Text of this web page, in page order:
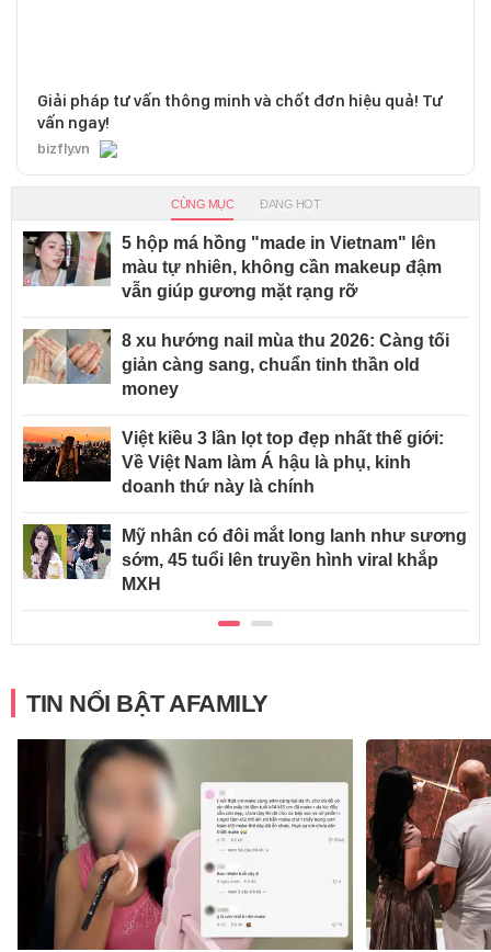
Giải pháp tư vấn thông minh và chốt đơn hiệu quả! Tư
vấn ngay!
bizfly.vn
CÙNG MỤC ĐANG HOT
5 hộp má hồng "made in Vietnam" lên
màu tự nhiên, không cần makeup đậm
vẫn giúp gương mặt rạng rỡ
8 xu hướng nail mùa thu 2026: Càng tối
giản càng sang, chuẩn tinh thần old
money
Việt kiều 3 lần lọt top đẹp nhất thế giới:
Về Việt Nam làm Á hậu là phụ, kinh
doanh thứ này là chính
Mỹ nhân có đôi mắt long lanh như sương
sớm, 45 tuổi lên truyền hình viral khắp
MXH
TIN NỔI BẬT AFAMILY